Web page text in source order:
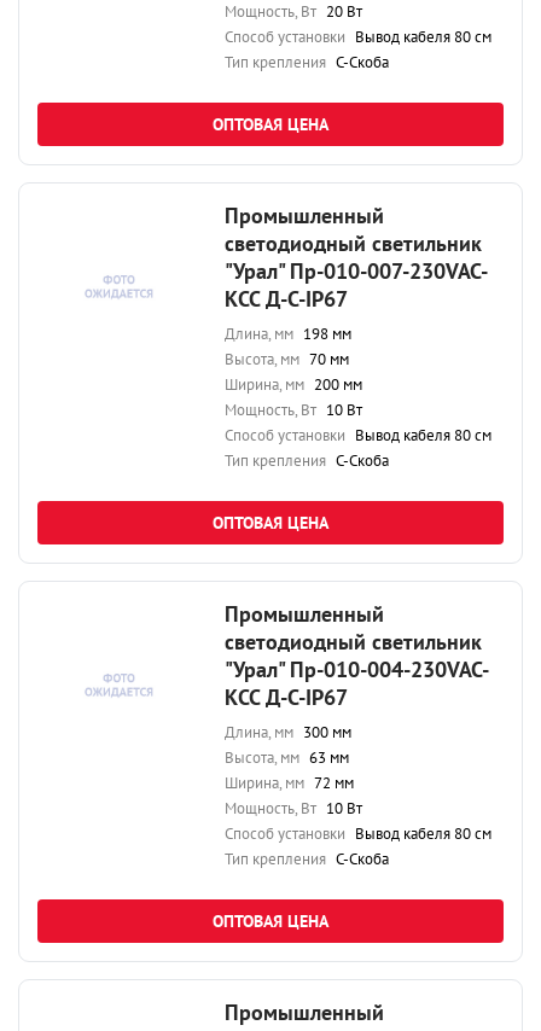
Мощность, Вт 20 Вт
Способ установки Вывод кабеля 80 см
Тип крепления С-Скоба
ОПТОВАЯ ЦЕНА
Промышленный
светодиодный светильник
"Урал" Пр-010-007-230VAC-
КСС Д-С-IP67
Длина, мм 198 мм
Высота, мм 70 мм
Ширина, мм 200 мм
Мощность, Вт 10 Вт
Способ установки Вывод кабеля 80 см
Тип крепления С-Скоба
ОПТОВАЯ ЦЕНА
Промышленный
светодиодный светильник
"Урал" Пр-010-004-230VAC-
КСС Д-С-IP67
Длина, мм 300 мм
Высота, мм 63 мм
Ширина, мм 72 мм
Мощность, Вт 10 Вт
Способ установки Вывод кабеля 80 см
Тип крепления С-Скоба
ОПТОВАЯ ЦЕНА
Промышленный